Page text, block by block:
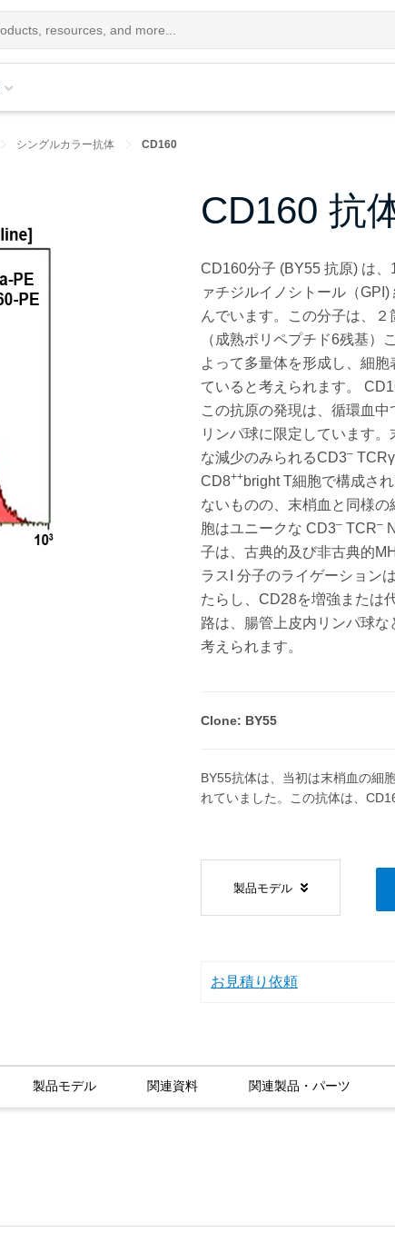
シングルカラー抗体 CD160
CD160 抗
CD160分子 (BY55 抗原) は
ァチジルイノシトール（
んでいます。この分子は、
（成熟ポリペプチド6残基）
よって多量体を形成し、細
ていると考えられます。
この抗原の発現は、循環血
リンパ球に限定しています
な減少のみられるCD3–
CD8++bright T細胞で構成さ
ないものの、末梢血と同様
胞はユニークな CD3– TCR–
子は、古典的及び非古典的
ラスI 分子のライゲーション
たらし、CD28を増強または
路は、腸管上皮内リンパ球
考えられます。
Clone: BY55
BY55抗体は、当初は末梢血の細
れていました。この抗体は、
製品モデル
お見積り依頼
製品モデル 関連資料 関連製品・パーツ